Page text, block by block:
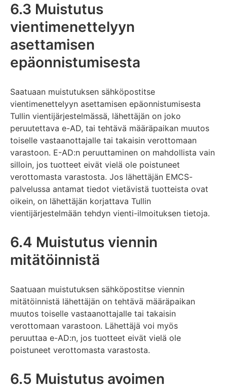
6.3 Muistutus
vientimenettelyyn
asettamisen
epäonnistumisesta
Saatuaan muistutuksen sähköpostitse
vientimenettelyyn asettamisen epäonnistumisesta
Tullin vientijärjestelmässä, lähettäjän on joko
peruutettava e-AD, tai tehtävä määräpaikan muutos
toiselle vastaanottajalle tai takaisin verottomaan
varastoon. E-AD:n peruuttaminen on mahdollista vain
silloin, jos tuotteet eivät vielä ole poistuneet
verottomasta varastosta. Jos lähettäjän EMCS-
palvelussa antamat tiedot vietävistä tuotteista ovat
oikein, on lähettäjän korjattava Tullin
vientijärjestelmään tehdyn vienti-ilmoituksen tietoja.
6.4 Muistutus viennin
mitätöinnistä
Saatuaan muistutuksen sähköpostitse viennin
mitätöinnistä lähettäjän on tehtävä määräpaikan
muutos toiselle vastaanottajalle tai takaisin
verottomaan varastoon. Lähettäjä voi myös
peruuttaa e-AD:n, jos tuotteet eivät vielä ole
poistuneet verottomasta varastosta.
6.5 Muistutus avoimen